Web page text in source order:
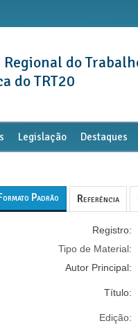
do
do TRT20
Legislação Destaques
Padrão Referência
Registro:
Tipo de Material:
Autor Principal:
Título:
Edição: